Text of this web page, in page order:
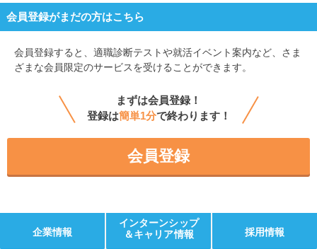
会員登録がまだの方はこちら
会員登録すると、 適職診断テストや就活イベント案内など、さま
ざまな会員限定のサービスを受けることができます。
まずは会員登録！
登録は簡単1分で終わります！
会員登録
企業情報
インターンシップ
＆キャリア情報
採用情報